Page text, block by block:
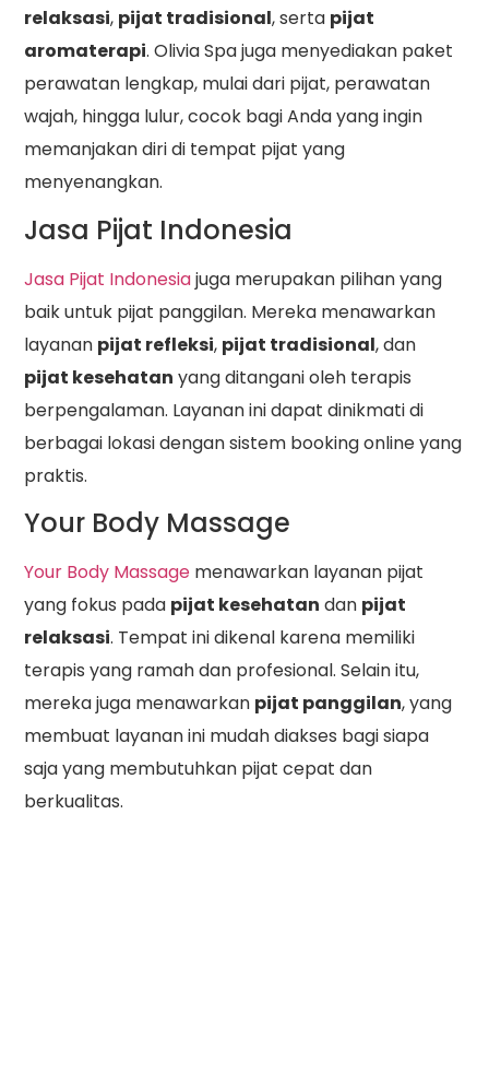
relaksasi, pijat tradisional, serta pijat
aromaterapi. Olivia Spa juga menyediakan paket
perawatan lengkap, mulai dari pijat, perawatan
wajah, hingga lulur, cocok bagi Anda yang ingin
memanjakan diri di tempat pijat yang
menyenangkan.
Jasa Pijat Indonesia
Jasa Pijat Indonesiajuga merupakan pilihan yang
baik untuk pijat panggilan. Mereka menawarkan
layanan pijat refleksi, pijat tradisional, dan
pijat kesehatan yang ditangani oleh terapis
berpengalaman. Layanan ini dapat dinikmati di
berbagai lokasi dengan sistem booking online yang
praktis.
Your Body Massage
Your Body Massage menawarkan layanan pijat
yang fokus pada pijat kesehatan dan pijat
relaksasi. Tempat ini dikenal karena memiliki
terapis yang ramah dan profesional. Selain itu,
mereka juga menawarkan pijat panggilan, yang
membuat layanan ini mudah diakses bagi siapa
saja yang membutuhkan pijat cepat dan
berkualitas.